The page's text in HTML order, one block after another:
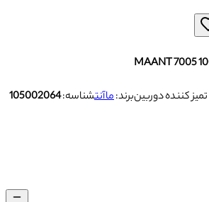
برند:ماآنتشناسه:105002064